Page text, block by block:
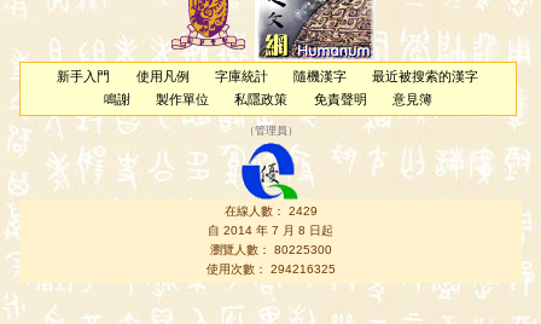
新手入門 使用凡例 字庫統計 隨機漢字
最近被搜索的漢字
鳴謝
製作單位 私隱政策 免責聲明 意見簿
（管理員 ）
在線人數： 2429
自 2014 年 7 月 8 日起
瀏覽人數： 80225300
使用次數： 294216325